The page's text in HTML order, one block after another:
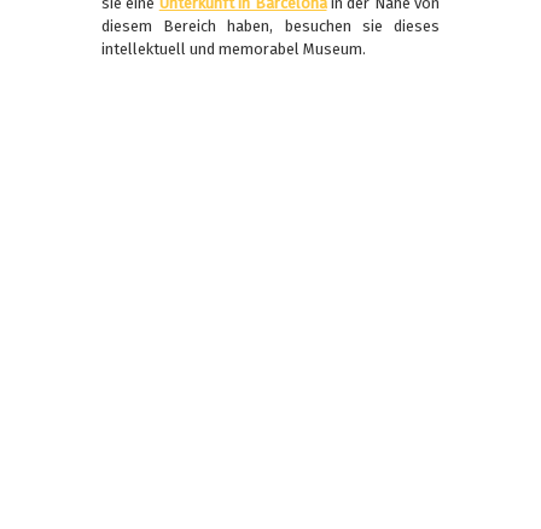
diesem Bereich haben, besuchen sie dieses
intellektuell und memorabel Museum.